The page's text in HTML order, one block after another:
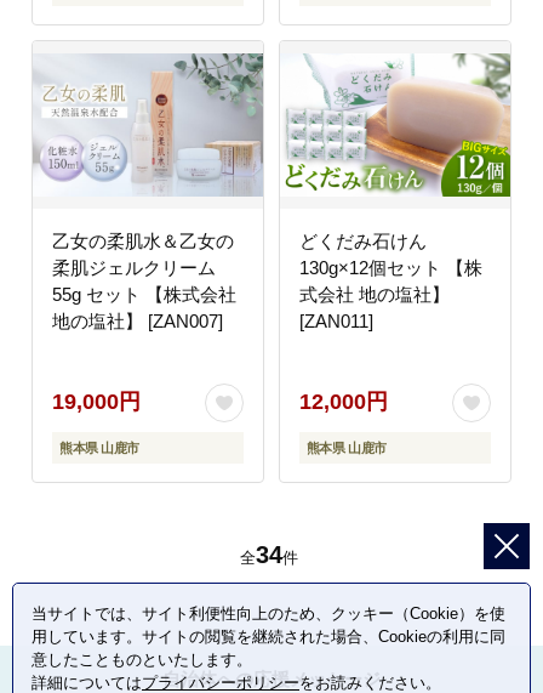
乙女の柔肌水＆乙女の
柔肌ジェルクリーム
55g セット 【株式会社
地の塩社】 [ZAN007]
19,000円
熊本県 山鹿市
どくだみ石けん
130g×12個セット 【株
式会社 地の塩社】
[ZAN011]
12,000円
熊本県 山鹿市
全34件
自治体への応援メッセージ
当サイトでは、サイト利便性向上のため、クッキー（Cookie）を使
用しています。サイトの閲覧を継続された場合、Cookieの利用に同
意したことものといたします。
詳細についてはプライバシーポリシーをお読みください。